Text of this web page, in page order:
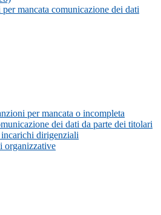
per mancata comunicazione dei dati
per mancata o incompleta
dei dati da parte dei titolari
dirigenziali
organizzative